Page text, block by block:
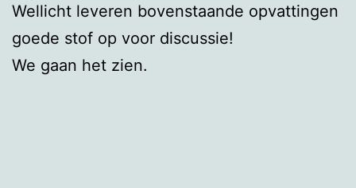
Wellicht leveren bovenstaande opvattingen
goede stof op voor discussie!
We gaan het zien.